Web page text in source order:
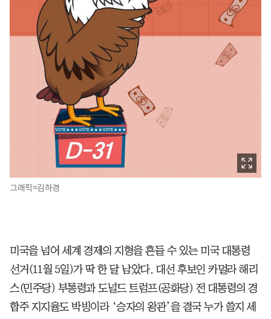
그래픽=김하경
미국을 넘어 세계 경제의 지형을 흔들 수 있는 미국 대통령
선거(11월 5일)가 딱 한 달 남았다. 대선 후보인 카멀라 해리
스(민주당) 부통령과 도널드 트럼프(공화당) 전 대통령의 경
합주 지지율도 박빙이라 ‘승자의 왕관’을 결국 누가 쓸지 세